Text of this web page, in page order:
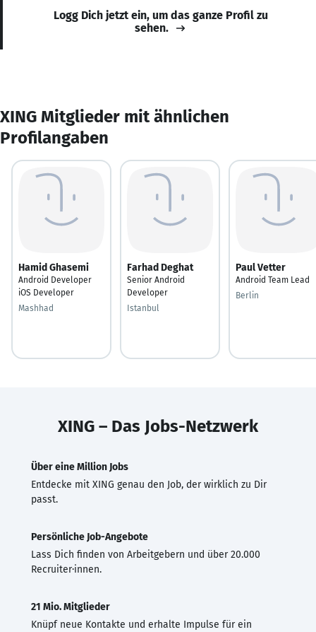
Logg Dich jetzt ein, um das ganze Profil zu
sehen.
XING Mitglieder mit ähnlichen
Profilangaben
Hamid Ghasemi
Android Developer
iOS Developer
Mashhad
Farhad Deghat
Senior Android
Developer
Istanbul
Paul Vetter
Android Team Lead
Berlin
XING – Das Jobs-Netzwerk
Über eine Million Jobs
Entdecke mit XING genau den Job, der wirklich zu Dir
passt.
Persönliche Job-Angebote
Lass Dich finden von Arbeitgebern und über 20.000
Recruiter·innen.
21 Mio. Mitglieder
Knüpf neue Kontakte und erhalte Impulse für ein